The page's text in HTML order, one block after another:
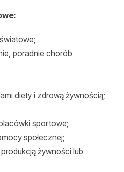
poradnie chorób
diety i zdrową żywnością;
sportowe;
społecznej;
żywności lub